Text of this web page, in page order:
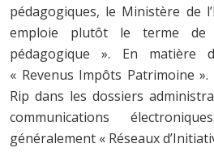
pédagogiques, le Ministère de
emploie plutôt le terme de
pédagogique ». En matière
« Revenus Impôts Patrimoine
Rip dans les dossiers
communications
généralement « Réseaux